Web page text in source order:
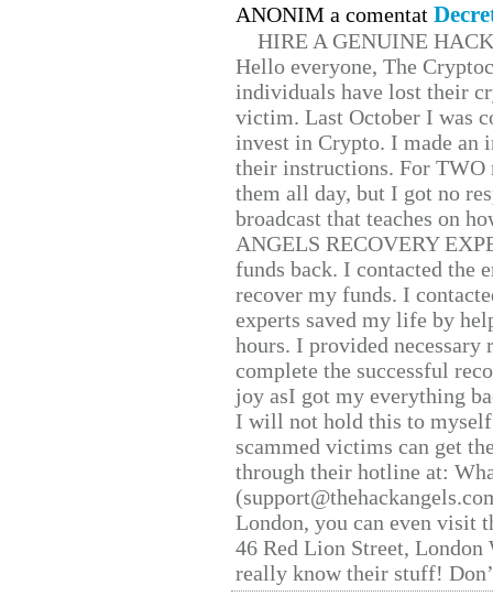
ANONIM a comentat
HIRE A GENUINE
Hello everyone, The
individuals have lost their
victim. Last October I was
invest in Crypto. I made
their instructions. For TWO
them all day, but I got no
broadcast that teaches on
ANGELS RECOVERY
funds back. I contacted the
recover my funds. I
experts saved my life by
hours. I provided
complete the successful
joy asI got my everything
I will not hold this to
scammed victims can get
through their hotline at:
London, you can even visit
46 Red Lion Street, London
really know their stuff!